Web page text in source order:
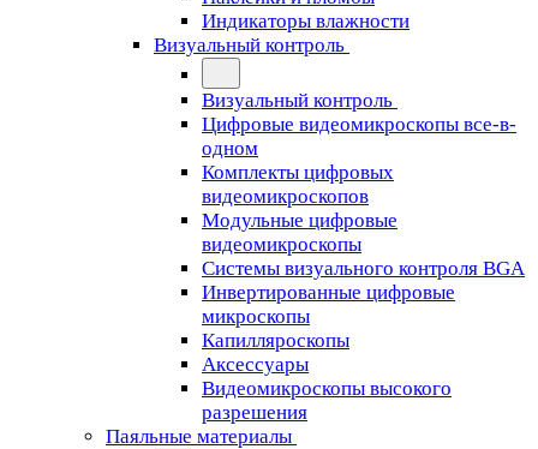
Индикаторы влажности
Визуальный контроль
Визуальный контроль
Цифровые видеомикроскопы все-в-
одном
Комплекты цифровых
видеомикроскопов
Модульные цифровые
видеомикроскопы
Cистемы визуального контроля BGA
Инвертированные цифровые
микроскопы
Капилляроскопы
Аксессуары
Видеомикроскопы высокого
разрешения
Паяльные материалы